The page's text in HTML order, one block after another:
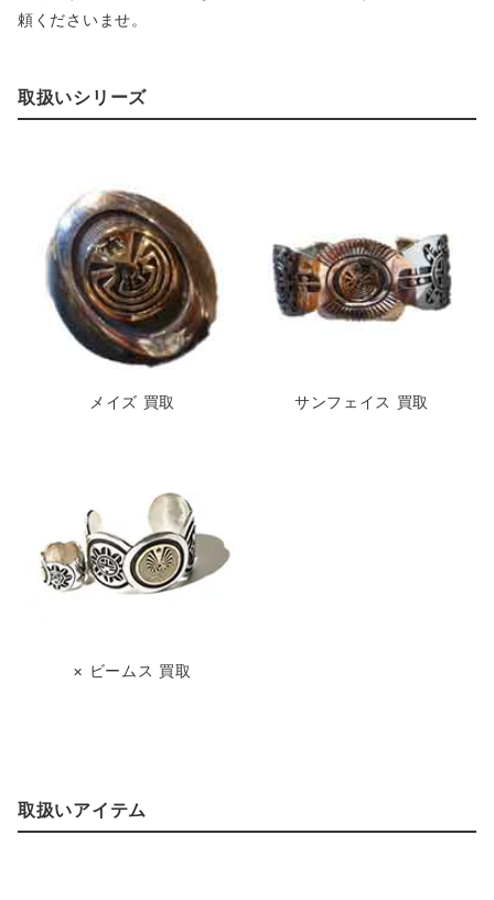
頼くださいませ。
取扱いシリーズ
メイズ 買取 サンフェイス 買取
× ビームス 買取
取扱いアイテム